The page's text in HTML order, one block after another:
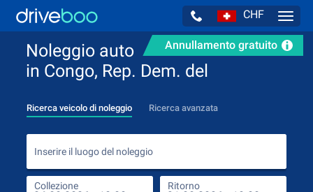
CHF
Annullamento gratuito
Noleggio auto
in Congo, Rep. Dem. del
Ricerca veicolo di noleggio Ricerca avanzata
Inserire il luogo del noleggio
Collezione Ritorno